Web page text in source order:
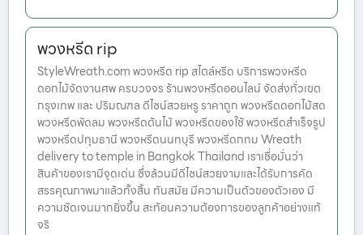
พวงหรีด rip
StyleWreath.com พวงหรีด rip สไตล์หรีด บริการพวงหรีด
ดอกไม้จัดงานศพ ครบวงจร ร้านพวงหรีดออนไลน์ จัดส่งทั่วเขต
กรุงเทพ และ ปริมณฑล ดีไซน์สวยหรู ราคาถูก พวงหรีดดอกไม้สด
พวงหรีดพัดลม พวงหรีดต้นไม้ พวงหรีดของใช้ พวงหรีดสำเร็จรูป
พวงหรีดปทุมธานี พวงหรีดนนทบุรี พวงหรีดกทม Wreath
delivery to temple in Bangkok Thailand เราเชื่อมั่นว่า
สินค้าของเรามีจุดเด่น ซึ่งล้วนมีดีไซน์สวยงามและได้รับการคัด
สรรคุณภาพมาแล้วทั้งสิ้น ทันสมัย มีความเป็นตัวของตัวเอง มี
ความชัดเจนมากยิ่งขึ้น สะท้อนความต้องการของลูกค้าอย่างแท้
จริ